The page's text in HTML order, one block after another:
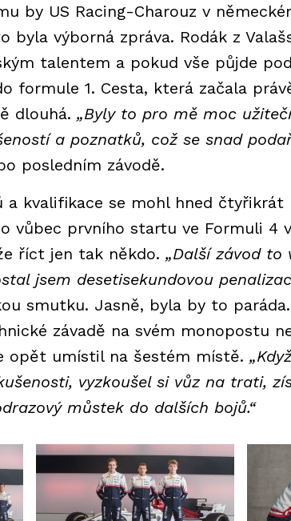
by US Racing-Charouz v
byla výborná zpráva. Rodák z
talentem a pokud vše půjde
formule 1. Cesta, která začala
dlouhá. „Byly to pro mě moc
a poznatků, což se snad
posledním závodě.
a kvalifikace se mohl hned
vůbec prvního startu ve Formuli 4
říct jen tak někdo. „Další závod to
jsem desetisekundovou
smutku. Jasně, byla by to
závadě na svém monopostu
opět umístil na šestém místě.
vyzkoušel si vůz na trati,
můstek do dalších bojů.“